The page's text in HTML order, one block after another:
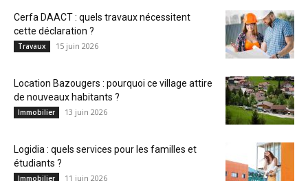
Cerfa DAACT : quels travaux nécessitent
cette déclaration ?
Travaux 15 juin 2026
Location Bazougers : pourquoi ce village attire
de nouveaux habitants ?
Immobilier 13 juin 2026
Logidia : quels services pour les familles et
étudiants ?
Immobilier 11 juin 2026